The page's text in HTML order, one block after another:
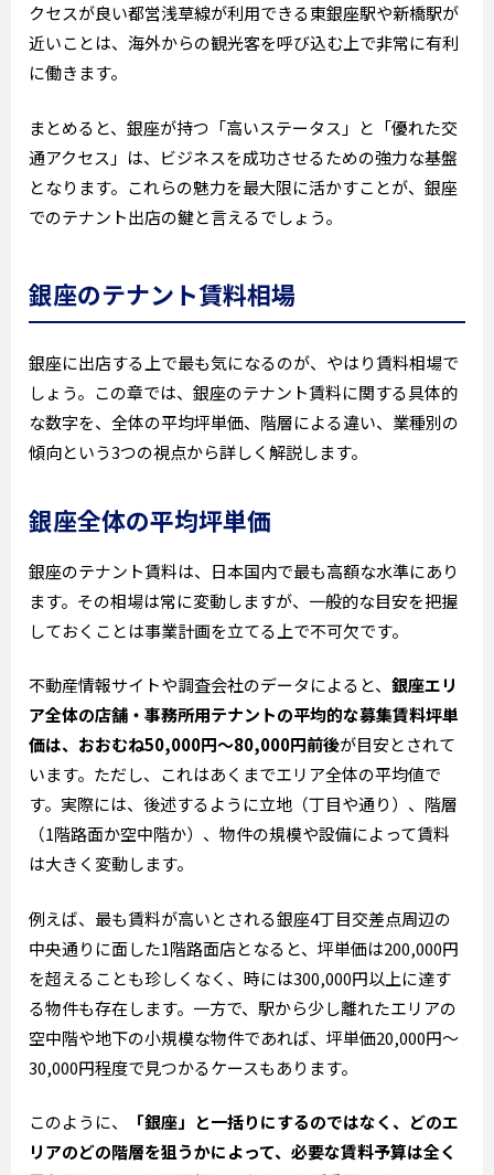
クセスが良い都営浅草線が利用できる東銀座駅や新橋駅が
近いことは、海外からの観光客を呼び込む上で非常に有利
に働きます。
まとめると、銀座が持つ「高いステータス」と「優れた交
通アクセス」は、ビジネスを成功させるための強力な基盤
となります。これらの魅力を最大限に活かすことが、銀座
でのテナント出店の鍵と言えるでしょう。
銀座のテナント賃料相場
銀座に出店する上で最も気になるのが、やはり賃料相場で
しょう。この章では、銀座のテナント賃料に関する具体的
な数字を、全体の平均坪単価、階層による違い、業種別の
傾向という3つの視点から詳しく解説します。
銀座全体の平均坪単価
銀座のテナント賃料は、日本国内で最も高額な水準にあり
ます。その相場は常に変動しますが、一般的な目安を把握
しておくことは事業計画を立てる上で不可欠です。
不動産情報サイトや調査会社のデータによると、 銀座エリ
ア全体の店舗・事務所用テナントの平均的な募集賃料坪単
価は、おおむね50,000円～80,000円前後が目安とされて
います。ただし、これはあくまでエリア全体の平均値で
す。実際には、後述するように立地（丁目や通り）、階層
（1階路面か空中階か）、物件の規模や設備によって賃料
は大きく変動します。
例えば、最も賃料が高いとされる銀座4丁目交差点周辺の
中央通りに面した1階路面店となると、坪単価は200,000円
を超えることも珍しくなく、時には300,000円以上に達す
る物件も存在します。一方で、駅から少し離れたエリアの
空中階や地下の小規模な物件であれば、坪単価20,000円～
30,000円程度で見つかるケースもあります。
このように、
「銀座」と一括りにするのではなく、どのエ
リアのどの階層を狙うかによって、必要な賃料予算は全く